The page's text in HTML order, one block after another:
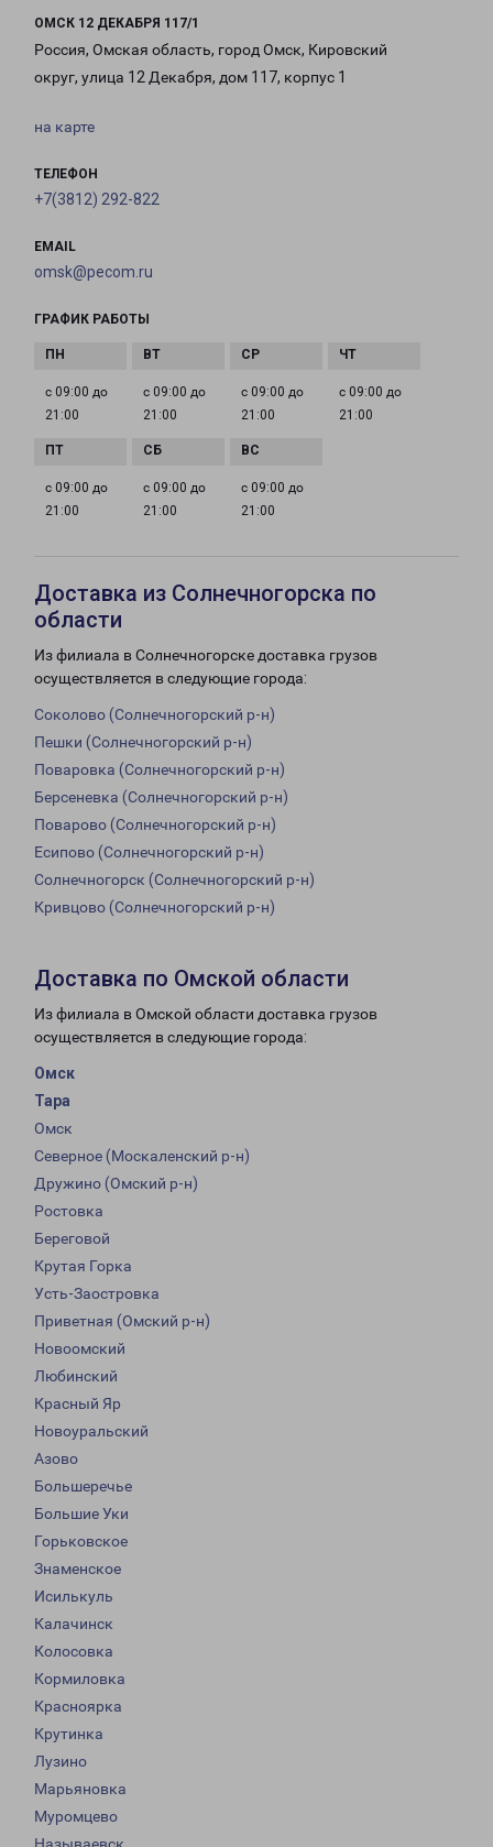
ОМСК 12 ДЕКАБРЯ 117/1
Россия, Омская область, город Омск, Кировский
округ, улица 12 Декабря, дом 117, корпус 1
на карте
ТЕЛЕФОН
+7(3812) 292-822
EMAIL
omsk@pecom.ru
ГРАФИК РАБОТЫ
с 09:00 до
21:00
с 09:00 до
21:00
с 09:00 до
21:00
с 09:00 до
21:00
с 09:00 до
21:00
с 09:00 до
21:00
с 09:00 до
21:00
Доставка из Солнечногорска по
области
Из филиала в Солнечногорске доставка грузов
осуществляется в следующие города:
Соколово (Солнечногорский р-н)
Пешки (Солнечногорский р-н)
Поваровка (Солнечногорский р-н)
Берсеневка (Солнечногорский р-н)
Поварово (Солнечногорский р-н)
Есипово (Солнечногорский р-н)
Солнечногорск (Солнечногорский р-н)
Кривцово (Солнечногорский р-н)
Доставка по Омской области
Из филиала в Омской области доставка грузов
осуществляется в следующие города:
Омск
Тара
Омск
Северное (Москаленский р-н)
Дружино (Омский р-н)
Ростовка
Береговой
Крутая Горка
Усть-Заостровка
Приветная (Омский р-н)
Новоомский
Любинский
Красный Яр
Новоуральский
Азово
Большеречье
Большие Уки
Горьковское
Знаменское
Исилькуль
Калачинск
Колосовка
Кормиловка
Красноярка
Крутинка
Лузино
Марьяновка
Муромцево